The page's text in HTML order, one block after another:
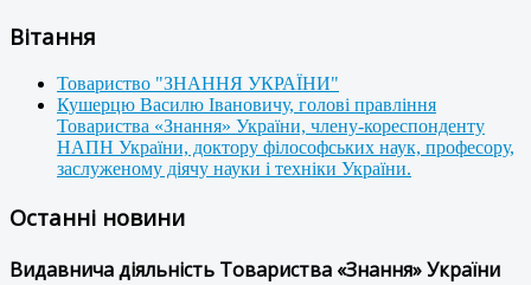
Вітання
Товариство "ЗНАННЯ УКРАЇНИ"
Кушерцю Василю Івановичу, голові правління
Товариства «Знання» України, члену-кореспонденту
НАПН України, доктору філософських наук, професору,
заслуженому діячу науки і техніки України.
Останні новини
Видавнича діяльність Товариства «Знання» України